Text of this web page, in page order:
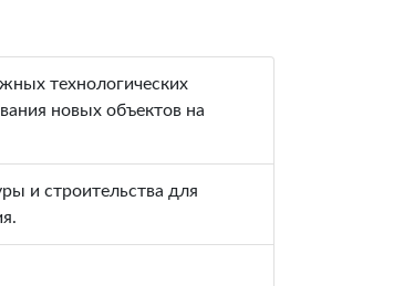
технологических
новых объектов на
и строительства для